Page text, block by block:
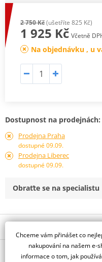
2 750 Kč(ušetříte 825 Kč)
1 925 Kč Včetně
Na objednávku , u
Dostupnost na prodejnách:
Prodejna Praha
dostupné 09.09.
Prodejna Liberec
dostupné 09.09.
Obraťte se na specialistu
Jsme autorizovaný
dealer značky All Balls
Chceme vám přinášet co
nakupování na našem e-
informace o tom, jak